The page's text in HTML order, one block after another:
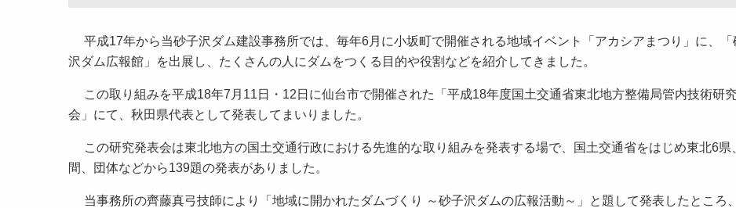
平成17年から当砂子沢ダム建設事務所では、毎年6月に小坂町で開催される地域イベント「アカシアまつり」に、「
沢ダム広報館」を出展し、たくさんの人にダムをつくる目的や役割などを紹介してきました。
この取り組みを平成18年7月11日・12日に仙台市で開催された「平成18年度国土交通省東北地方整備局管内技術研
会」にて、秋田県代表として発表してまいりました。
この研究発表会は東北地方の国土交通行政における先進的な取り組みを発表する場で、国土交通省をはじめ東北6県
間、団体などから139題の発表がありました。
当事務所の齊藤真弓技師により「地域に開かれたダムづくり ～砂子沢ダムの広報活動～」と題して発表したところ、